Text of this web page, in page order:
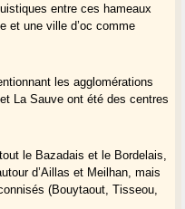
entre ces hameaux
et une ville d’oc comme
les agglomérations
La Sauve ont été des centres
le Bazadais et le Bordelais,
d’Aillas et Meilhan, mais
(Bouytaout, Tisseou,